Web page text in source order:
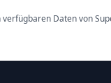
Daten von